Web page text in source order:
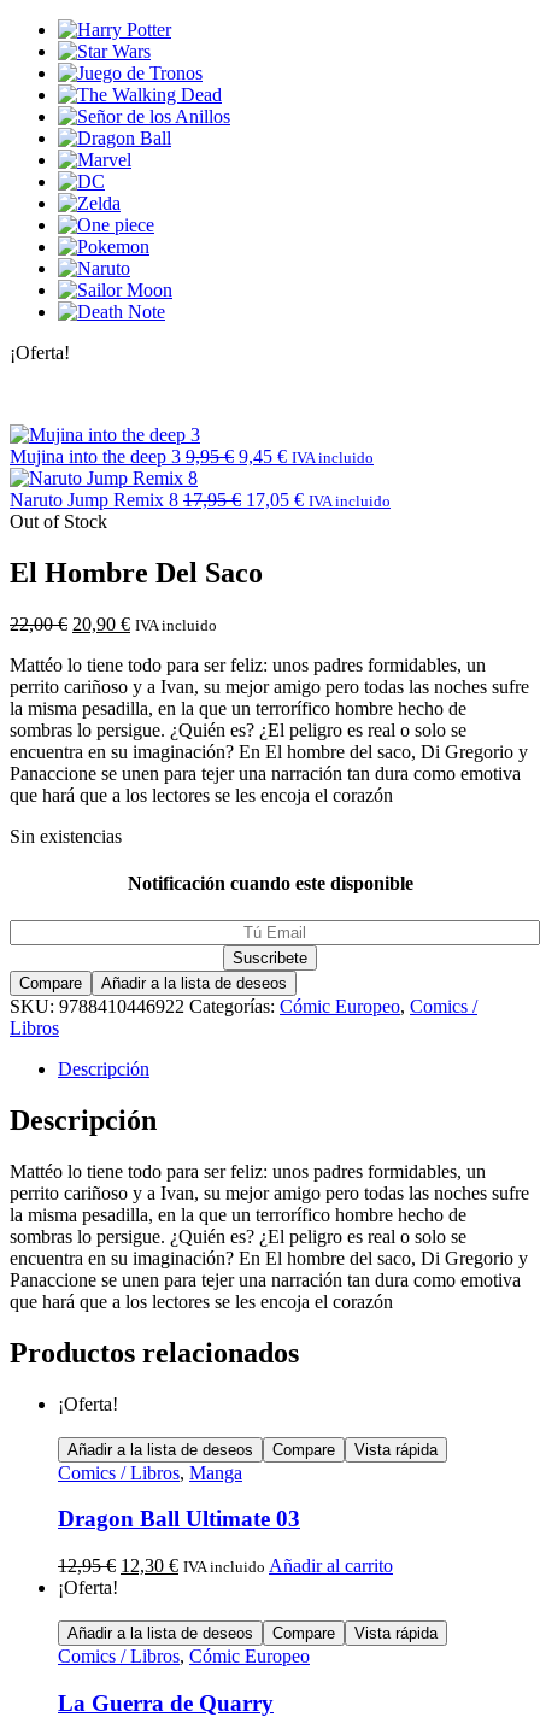
¡Oferta!
Mujina into the deep 3 9,95€ 9,45 € IVA incluido
Naruto Jump Remix 8 17,95€ 17,05 € IVA incluido
Out of Stock
El Hombre Del Saco
22,00€ 20,90 € IVA incluido
Mattéo lo tiene todo para ser feliz: unos padres formidables, un
perrito cariñoso y a Ivan, su mejor amigo pero todas las noches sufre
la misma pesadilla, en la que un terrorífico hombre hecho de
sombras lo persigue. ¿Quién es? ¿El peligro es real o solo se
encuentra en su imaginación? En El hombre del saco, Di Gregorio y
Panaccione se unen para tejer una narración tan dura como emotiva
que hará que a los lectores se les encoja el corazón
Sin existencias
Notificación cuando este disponible
Compare Añadir a la lista de deseos
SKU: 9788410446922 Categorías: Cómic Europeo, Comics /
Libros
Descripción
Descripción
Mattéo lo tiene todo para ser feliz: unos padres formidables, un
perrito cariñoso y a Ivan, su mejor amigo pero todas las noches sufre
la misma pesadilla, en la que un terrorífico hombre hecho de
sombras lo persigue. ¿Quién es? ¿El peligro es real o solo se
encuentra en su imaginación? En El hombre del saco, Di Gregorio y
Panaccione se unen para tejer una narración tan dura como emotiva
que hará que a los lectores se les encoja el corazón
Productos relacionados
¡Oferta!
Añadir a la lista de deseos Compare Vista rápida
Comics / Libros, Manga
Dragon Ball Ultimate 03
12,95€ 12,30 € IVA incluido Añadir al carrito
¡Oferta!
Añadir a la lista de deseos Compare Vista rápida
Comics / Libros, Cómic Europeo
La Guerra de Quarry